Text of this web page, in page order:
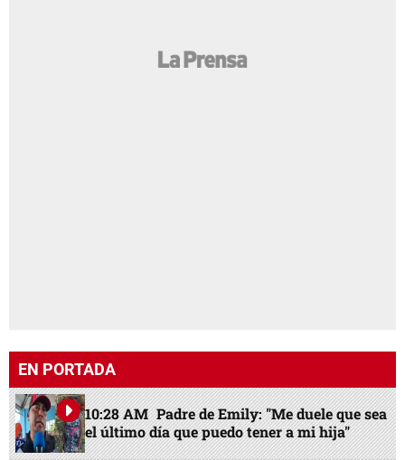
EN PORTADA
10:28 AM Padre de Emily: "Me duele que sea
el último día que puedo tener a mi hija"